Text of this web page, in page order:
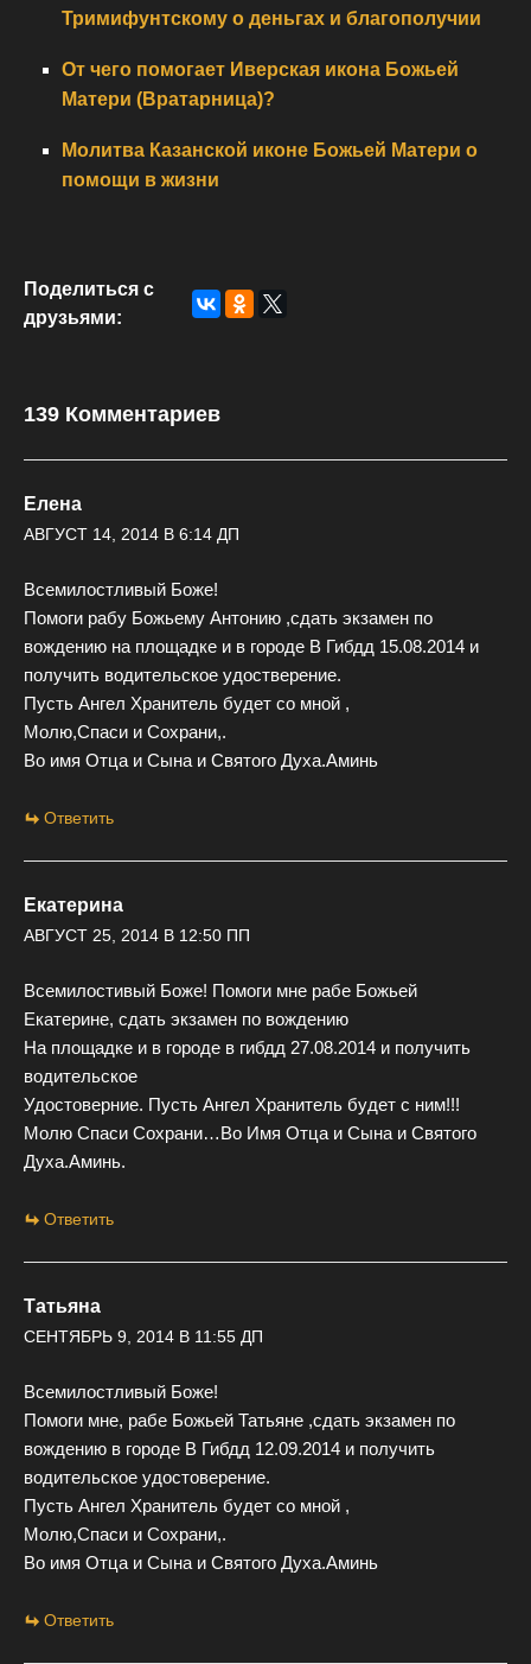
Тримифунтскому о деньгах и благополучии
От чего помогает Иверская икона Божьей
Матери (Вратарница)?
Молитва Казанской иконе Божьей Матери о
помощи в жизни
Поделиться с
друзьями:
139 Комментариев
Елена
АВГУСТ 14, 2014 В 6:14 ДП
Всемилостливый Боже!
Помоги рабу Божьему Антонию ,сдать экзамен по
вождению на площадке и в городе В Гибдд 15.08.2014 и
получить водительское удостверение.
Пусть Ангел Хранитель будет со мной ,
Молю,Спаси и Сохрани,.
Во имя Отца и Сына и Святого Духа.Аминь
Ответить
Екатерина
АВГУСТ 25, 2014 В 12:50 ПП
Всемилостивый Боже! Помоги мне рабе Божьей
Екатерине, сдать экзамен по вождению
На площадке и в городе в гибдд 27.08.2014 и получить
водительское
Удостоверние. Пусть Ангел Хранитель будет с ним!!!
Молю Спаси Сохрани…Во Имя Отца и Сына и Святого
Духа.Аминь.
Ответить
Татьяна
СЕНТЯБРЬ 9, 2014 В 11:55 ДП
Всемилостливый Боже!
Помоги мне, рабе Божьей Татьяне ,сдать экзамен по
вождению в городе В Гибдд 12.09.2014 и получить
водительское удостоверение.
Пусть Ангел Хранитель будет со мной ,
Молю,Спаси и Сохрани,.
Во имя Отца и Сына и Святого Духа.Аминь
Ответить